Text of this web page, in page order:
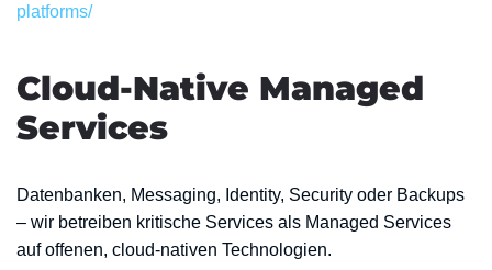
platforms/
Cloud-Native Managed
Services
Datenbanken, Messaging, Identity, Security oder Backups
– wir betreiben kritische Services als Managed Services
auf offenen, cloud-nativen Technologien.